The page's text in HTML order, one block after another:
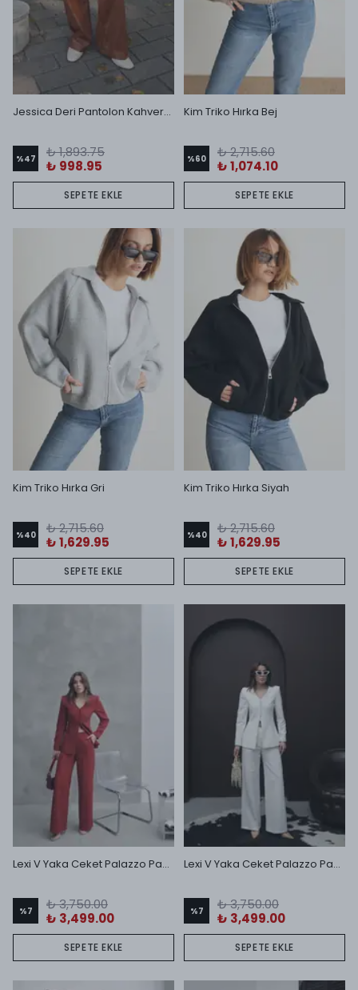
Jessica Deri Pantolon Kahverengi
%47
₺ 1,893.75
₺ 998.95
SEPETE EKLE
Kim Triko Hırka Bej
%60
₺ 2,715.60
₺ 1,074.10
SEPETE EKLE
Kim Triko Hırka Gri
%40
₺ 2,715.60
₺ 1,629.95
SEPETE EKLE
Kim Triko Hırka Siyah
%40
₺ 2,715.60
₺ 1,629.95
SEPETE EKLE
Lexi V Yaka Ceket Palazzo Pantolon Takım Bordo
%7
₺ 3,750.00
₺ 3,499.00
SEPETE EKLE
Lexi V Yaka Ceket Palazzo Pantolon Takım Ekru
%7
₺ 3,750.00
₺ 3,499.00
SEPETE EKLE